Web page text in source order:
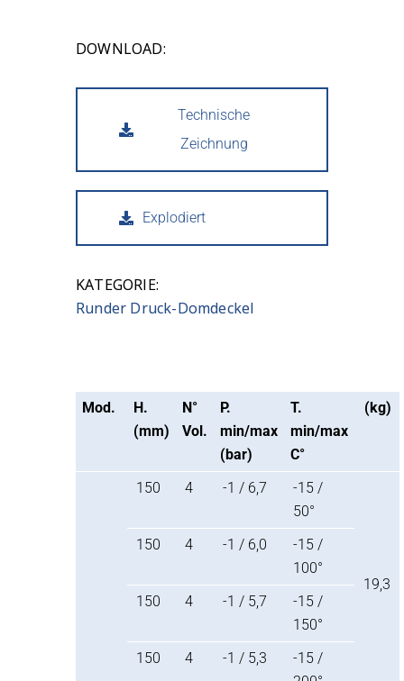
DOWNLOAD:
Technische
Zeichnung
Explodiert
KATEGORIE:
Runder Druck-Domdeckel
Mod.
H.
(mm)
N°
Vol.
P.
min/max
(bar)
T.
min/max
C°
(kg)
150 4 -1 / 6,7
-15 /
50°
19,3
150 4 -1 / 6,0
-15 /
100°
150
4 -1 / 5,7
-15 /
150°
150
4 -1 / 5,3
-15 /